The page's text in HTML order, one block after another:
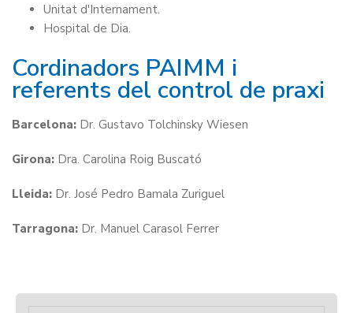
Unitat d'Internament.
Hospital de Dia.
Cordinadors PAIMM i
referents del control de praxi
Barcelona: Dr. Gustavo Tolchinsky Wiesen
Girona: Dra. Carolina Roig Buscató
Lleida: Dr. José Pedro Bamala Zuriguel
Tarragona: Dr. Manuel Carasol Ferrer